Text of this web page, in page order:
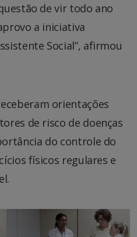
de vir todo ano
a iniciativa
Social”, afirmou
orientações
de risco de doenças
do controle do
físicos regulares e